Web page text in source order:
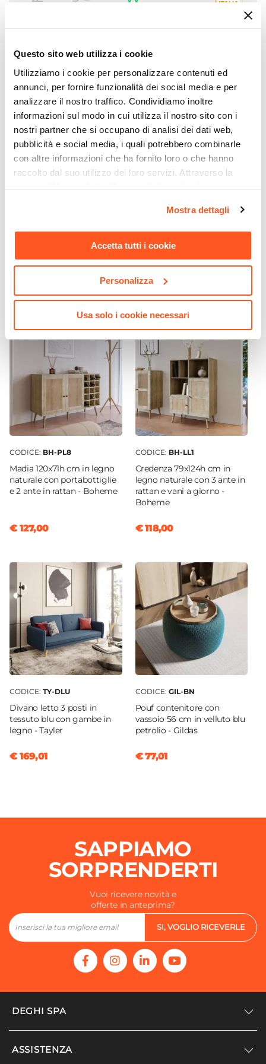
Questo sito web utilizza i cookie
Utilizziamo i cookie per personalizzare contenuti ed
annunci, per fornire funzionalità dei social media e per
analizzare il nostro traffico. Condividiamo inoltre
informazioni sul modo in cui utilizza il nostro sito con i
nostri partner che si occupano di analisi dei dati web,
pubblicità e social media, i quali potrebbero combinarle
con altre informazioni che ha fornito loro o che hanno
raccolto dal suo utilizzo dei loro servizi. Attraverso la
sezione "Mostra dettagli" è possibile gestire le proprie
momento. Per maggiori informazioni si invita a leggere la
nostraCookie Policy.
Mostra dettagli
Accetta tutti i cookie
Personalizza
Usa solo i cookie necessari
Serie
Numero Elementi
4 elementi
Dimensioni
Altezza
80 cm
Altezza Seduta
49,5 cm
Materiale Gambe
100 Kg
Nero
Colore Seduta
Blu navy
Paglia di Vienna
Impilabile
Cuscino
Incluso| Non removibile
Ti suggeriamo anche
Madia 80x67h cm in legno
naturale con anta in rattan e
vani a giorno - Boheme
CODICE:BH-TL5
Mobile porta tv 140x54h cm
in legno naturale con 2 ante
in rattan e vani a giorno -
Boheme
CODICE: BH-PL8
Madia 120x71h cm in legno
naturale con portabottiglie
e 2 ante in rattan - Boheme
€ 127,00
CODICE: BH-LL1
Credenza 79x124h cm in
legno naturale con 3 ante in
rattan e vani a giorno -
Boheme
€ 118,00
CODICE: TY-DLU
Divano letto 3 posti in
tessuto blu con gambe in
legno - Tayler
€ 169,01
CODICE: GIL-BN
Pouf contenitore con
vassoio 56 cm in velluto blu
petrolio - Gildas
€ 77,01
SAPPIAMO
SORPRENDERTI
Vuoi ricevere novità e
offerte in anteprima?
SI, VOGLIO RICEVERLE
DEGHI SPA
Accedi/Registrati
ASSISTENZA